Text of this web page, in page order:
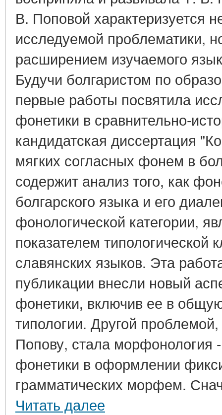
В. Поповой характеризуется
исследуемой проблематики,
расширением изучаемого
Будучи болгаристом по
первые работы посвятила
фонетики в сравнительно-
кандидатская диссертация
мягких согласных фонем в
содержит анализ того, как
болгарского языка и его
фонологической категории,
показателем типологической
славянских языков. Эта
публикации внесли новый
фонетики, включив ее в
типологии. Другой
Попову, стала морфонология
фонетики в оформлении
грамматических морфем.
Читать далее